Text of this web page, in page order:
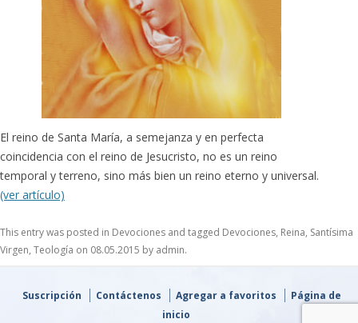
El reino de Santa María, a semejanza y en perfecta
coincidencia con el reino de Jesucristo, no es un reino
temporal y terreno, sino más bien un reino eterno y universal.
(ver artículo)
This entry was posted in Devociones and tagged Devociones, Reina, Santísima
Virgen, Teología on 08.05.2015 by admin.
Suscripción Contáctenos Agregar a favoritos
Página de
inicio